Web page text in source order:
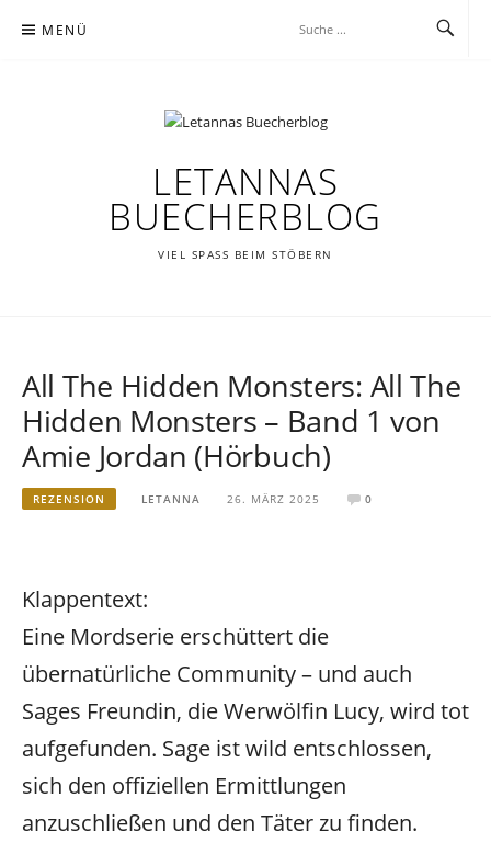
Inhalt MENÜ
LETANNAS
BUECHERBLOG
VIEL SPASS BEIM STÖBERN
All The Hidden Monsters: All The
Hidden Monsters – Band 1 von
Amie Jordan (Hörbuch)
REZENSION LETANNA 26. MÄRZ 2025 0
Klappentext:
Eine Mordserie erschüttert die
übernatürliche Community – und auch
Sages Freundin, die Werwölfin Lucy, wird tot
aufgefunden. Sage ist wild entschlossen,
sich den offiziellen Ermittlungen
anzuschließen und den Täter zu finden.